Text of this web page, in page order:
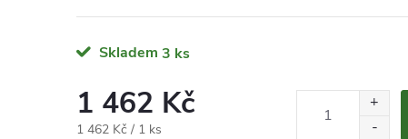
Skladem 3 ks
1 462 Kč
Měrná
1 462 Kč / 1 ks